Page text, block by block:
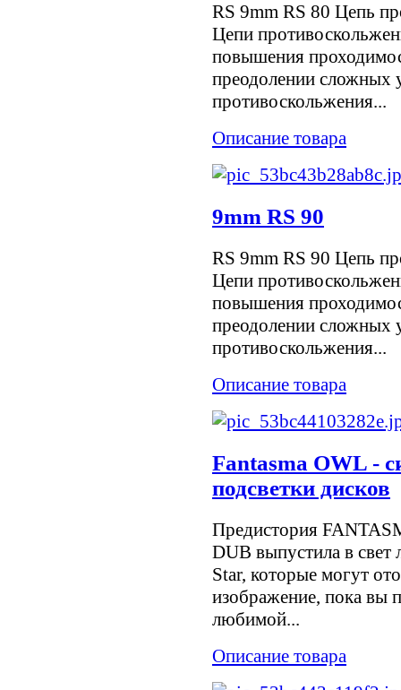
RS 9mm RS 80 Цепь
Цепи
повышения
преодолении сложных
противоскольжения...
Описание товара
9mm RS 90
RS 9mm RS 90 Цепь
Цепи
повышения
преодолении сложных
противоскольжения...
Описание товара
Fantasma OWL -
подсветки дисков
Предистория
DUB выпустила в свет
Star, которые могут
изображение, пока вы
любимой...
Описание товара